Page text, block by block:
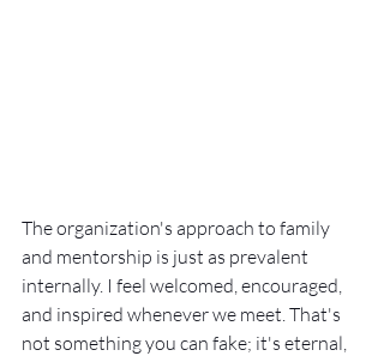
The organization's approach to family
and mentorship is just as prevalent
internally. I feel welcomed, encouraged,
and inspired whenever we meet. That's
not something you can fake; it's eternal,